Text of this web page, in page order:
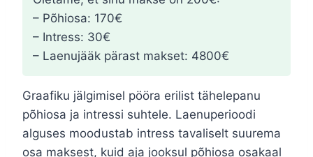
– Põhiosa: 170€
– Intress: 30€
– Laenujääk pärast makset: 4800€
Graafiku jälgimisel pööra erilist tähelepanu
põhiosa ja intressi suhtele. Laenuperioodi
alguses moodustab intress tavaliselt suurema
osa maksest, kuid aja jooksul põhiosa osakaal